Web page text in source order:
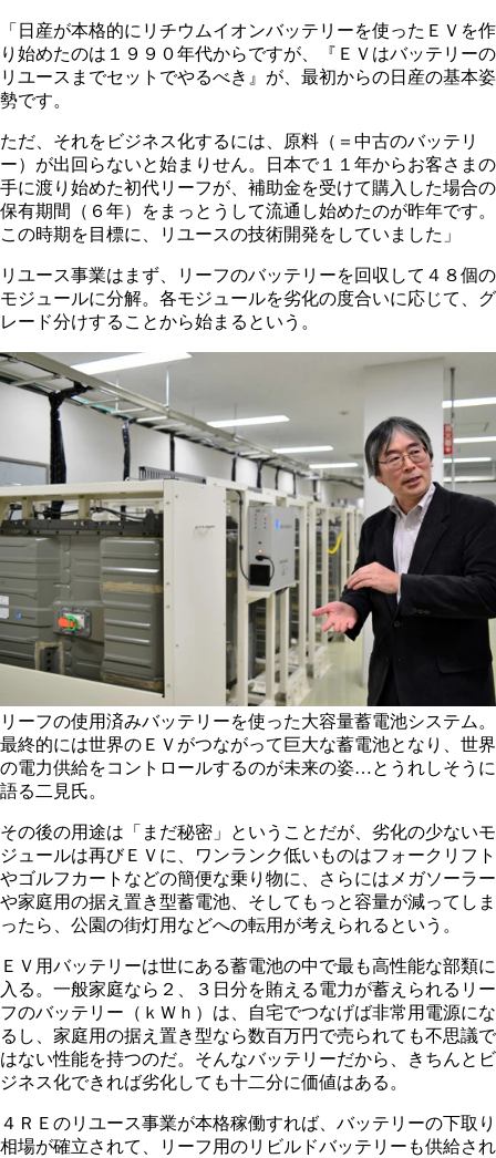
「日産が本格的にリチウムイオンバッテリーを使ったＥＶを作
り始めたのは１９９０年代からですが、『ＥＶはバッテリーの
リユースまでセットでやるべき』が、最初からの日産の基本姿
勢です。
ただ、それをビジネス化するには、原料（＝中古のバッテリ
ー）が出回らないと始まりせん。日本で１１年からお客さまの
手に渡り始めた初代リーフが、補助金を受けて購入した場合の
保有期間（６年）をまっとうして流通し始めたのが昨年です。
この時期を目標に、リユースの技術開発をしていました」
リユース事業はまず、リーフのバッテリーを回収して４８個の
モジュールに分解。各モジュールを劣化の度合いに応じて、グ
レード分けすることから始まるという。
リーフの使用済みバッテリーを使った大容量蓄電池システム。
最終的には世界のＥＶがつながって巨大な蓄電池となり、世界
の電力供給をコントロールするのが未来の姿…とうれしそうに
語る二見氏。
その後の用途は「まだ秘密」ということだが、劣化の少ないモ
ジュールは再びＥＶに、ワンランク低いものはフォークリフト
やゴルフカートなどの簡便な乗り物に、さらにはメガソーラー
や家庭用の据え置き型蓄電池、そしてもっと容量が減ってしま
ったら、公園の街灯用などへの転用が考えられるという。
ＥＶ用バッテリーは世にある蓄電池の中で最も高性能な部類に
入る。一般家庭なら２、３日分を賄える電力が蓄えられるリー
フのバッテリー（ｋＷｈ）は、自宅でつなげば非常用電源にな
るし、家庭用の据え置き型なら数百万円で売られても不思議で
はない性能を持つのだ。そんなバッテリーだから、きちんとビ
ジネス化できれば劣化しても十二分に価値はある。
４ＲＥのリユース事業が本格稼働すれば、バッテリーの下取り
相場が確立されて、リーフ用のリビルドバッテリーも供給され